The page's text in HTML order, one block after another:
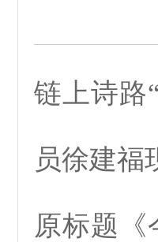
链上诗路
员徐建福
原标题